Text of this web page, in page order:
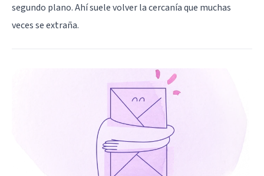
segundo plano. Ahí suele volver la cercanía que muchas
veces se extraña.